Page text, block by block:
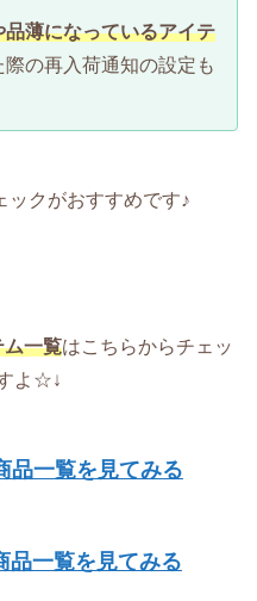
品薄になっているアイテ
の再入荷通知の設定も
ックがおすすめです♪
ム一覧はこちらからチェッ
よ☆↓
品一覧を見てみる
品一覧を見てみる